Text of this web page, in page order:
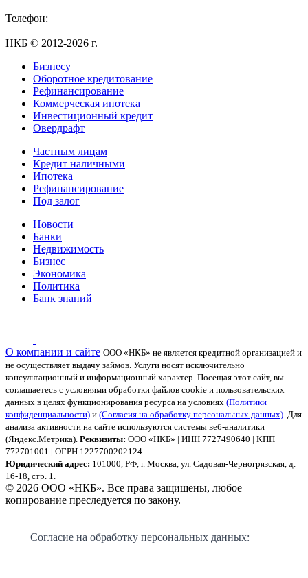
Телефон:
НКБ © 2012-2026 г.
Бизнесу
Оборотное кредитование
Рефинансирование
Коммерческая ипотека
Инвестиционный кредит
Овердрафт
Частным лицам
Кредит наличными
Ипотека
Рефинансирование
Под залог
Новости
Банки
Недвижимость
Бизнес
Экономика
Политика
Банк знаний
О компании и сайте ООО «НКБ» не является кредитной организацией и
не осуществляет выдачу займов. Услуги носят исключительно
консультационный и информационный характер. Посещая этот сайт, вы
соглашаетесь с условиями обработки файлов cookie и пользовательских
данных в целях функционирования ресурса на условиях (Политики
конфиденциальности) и (Согласия на обработку персональных данных) . Для
анализа активности на сайте используются системы веб-аналитики
(Яндекс.Метрика). Реквизиты: ООО «НКБ» | ИНН 7727490640 | КПП
772701001 | ОГРН 1227700202124
Юридический адрес: 101000, РФ, г. Москва, ул. Садовая-Черногрязская, д.
16-18, стр. 1.
© 2026 ООО «НКБ». Все права защищены, любое
копирование преследуется по закону.
Согласие на обработку персональных данных: